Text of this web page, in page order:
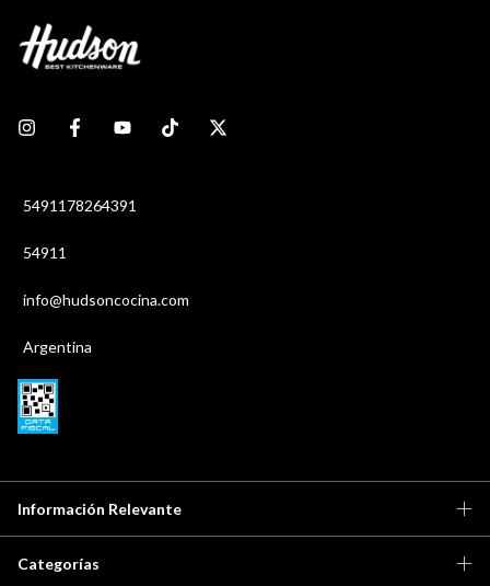
5491178264391
54911
info@hudsoncocina.com
Argentina
Información Relevante
Categorías